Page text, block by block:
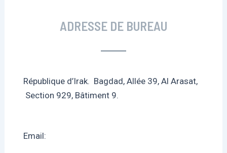
ADRESSE DE BUREAU
République d’Irak. Bagdad, Allée 39, Al Arasat,
Section 929, Bâtiment 9.
Email: